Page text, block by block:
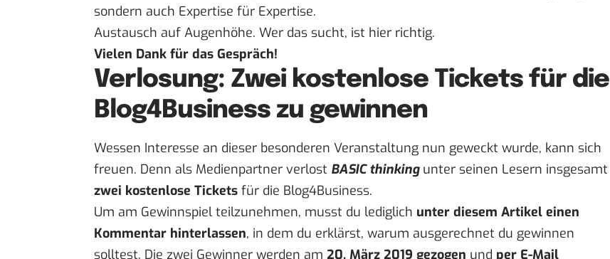
sondern auch Expertise für Expertise.
Austausch auf Augenhöhe. Wer das sucht, ist hier richtig.
Vielen Dank für das Gespräch!
Verlosung: Zwei kostenlose Tickets für die
Blog4Business zu gewinnen
Wessen Interesse an dieser besonderen Veranstaltung nun geweckt wurde, kann sich
freuen. Denn als Medienpartner verlost BASIC thinkingunter seinen Lesern insgesamt
zwei kostenlose Tickets für die Blog4Business.
Um am Gewinnspiel teilzunehmen, musst du lediglich unter diesem Artikel einen
Kommentar hinterlassen, in dem du erklärst, warum ausgerechnet du gewinnen
solltest. Die zwei Gewinner werden am 20. März 2019 gezogen und per E-Mail